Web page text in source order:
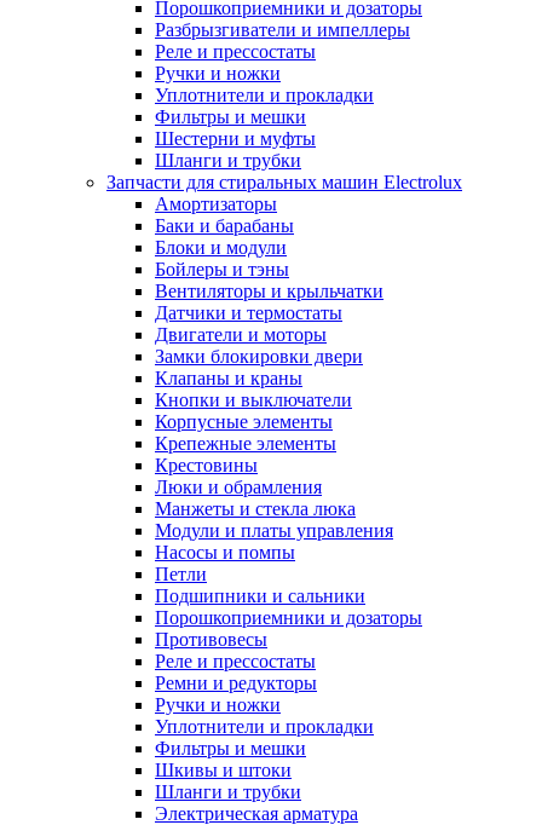
Порошкоприемники и дозаторы
Разбрызгиватели и импеллеры
Реле и прессостаты
Ручки и ножки
Уплотнители и прокладки
Фильтры и мешки
Шестерни и муфты
Шланги и трубки
Запчасти для стиральных машин Electrolux
Амортизаторы
Баки и барабаны
Блоки и модули
Бойлеры и тэны
Вентиляторы и крыльчатки
Датчики и термостаты
Двигатели и моторы
Замки блокировки двери
Клапаны и краны
Кнопки и выключатели
Корпусные элементы
Крепежные элементы
Крестовины
Люки и обрамления
Манжеты и стекла люка
Модули и платы управления
Насосы и помпы
Петли
Подшипники и сальники
Порошкоприемники и дозаторы
Противовесы
Реле и прессостаты
Ремни и редукторы
Ручки и ножки
Уплотнители и прокладки
Фильтры и мешки
Шкивы и штоки
Шланги и трубки
Электрическая арматура